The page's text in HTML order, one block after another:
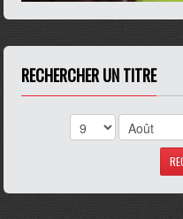
RECHERCHER UN TITRE